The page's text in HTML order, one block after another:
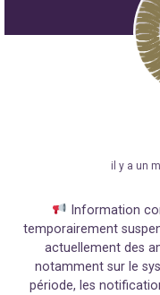
il y a un
Information
temporairement
actuellement des
notamment sur le
période, les